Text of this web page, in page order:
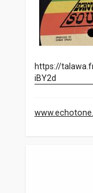
https://
iBY2d